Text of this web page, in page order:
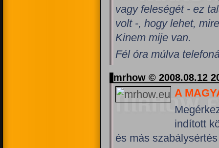
vagy feleségét - ez
volt -, hogy lehet,
Kinem mije van.
Fél óra múlva
mrhow © 2008.08.12
A
indított
és más